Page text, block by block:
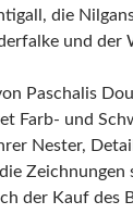
die
und der
Paschalis
Farb- und
Nester,
Zeichnungen
der Kauf des